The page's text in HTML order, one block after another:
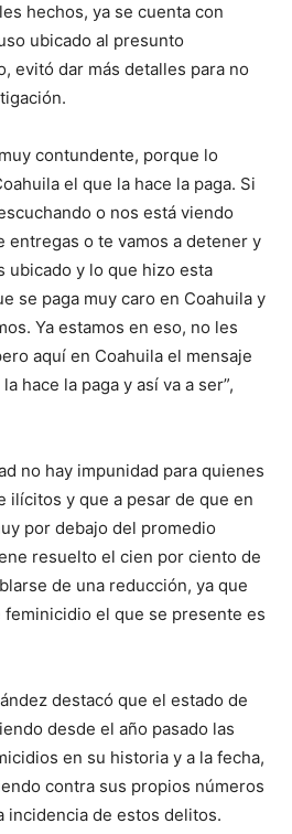
hechos, ya se cuenta con
ubicado al presunto
evitó dar más detalles para no
contundente, porque lo
el que la hace la paga. Si
o nos está viendo
entregas o te vamos a detener y
ubicado y lo que hizo esta
se paga muy caro en Coahuila y
Ya estamos en eso, no les
aquí en Coahuila el mensaje
hace la paga y así va a ser”,
no hay impunidad para quienes
ilícitos y que a pesar de que en
por debajo del promedio
resuelto el cien por ciento de
de una reducción, ya que
feminicidio el que se presente es
destacó que el estado de
desde el año pasado las
en su historia y a la fecha,
contra sus propios números
incidencia de estos delitos.